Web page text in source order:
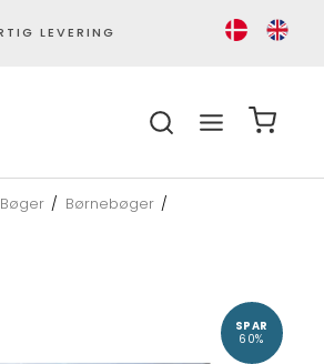
PERSONLIG KUNDESERVICE
Bøger / Børnebøger /
SPAR
60%